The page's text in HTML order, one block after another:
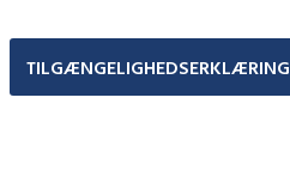
TILGÆNGELIGHEDSERKLÆRING